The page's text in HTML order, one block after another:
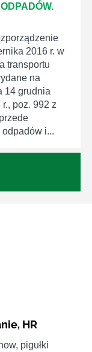
2016 r. w
transportu
na
14 grudnia
poz. 992 z
i...
, HR
pigułki